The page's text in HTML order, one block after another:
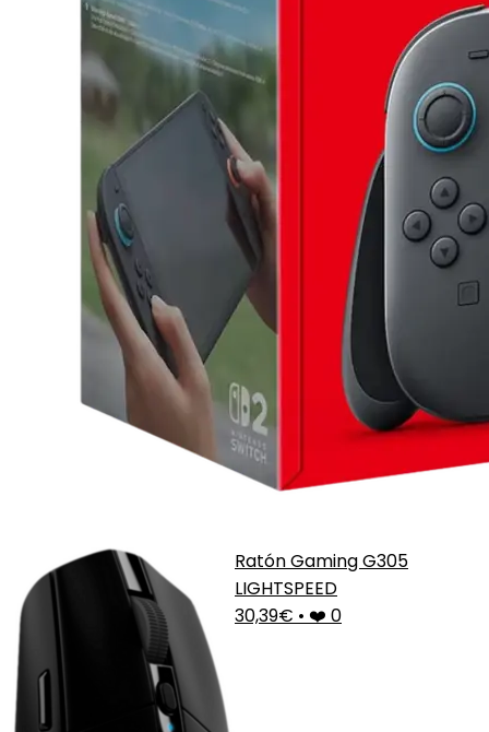
Ratón Gaming G305
LIGHTSPEED
30,39€ • ❤️ 0